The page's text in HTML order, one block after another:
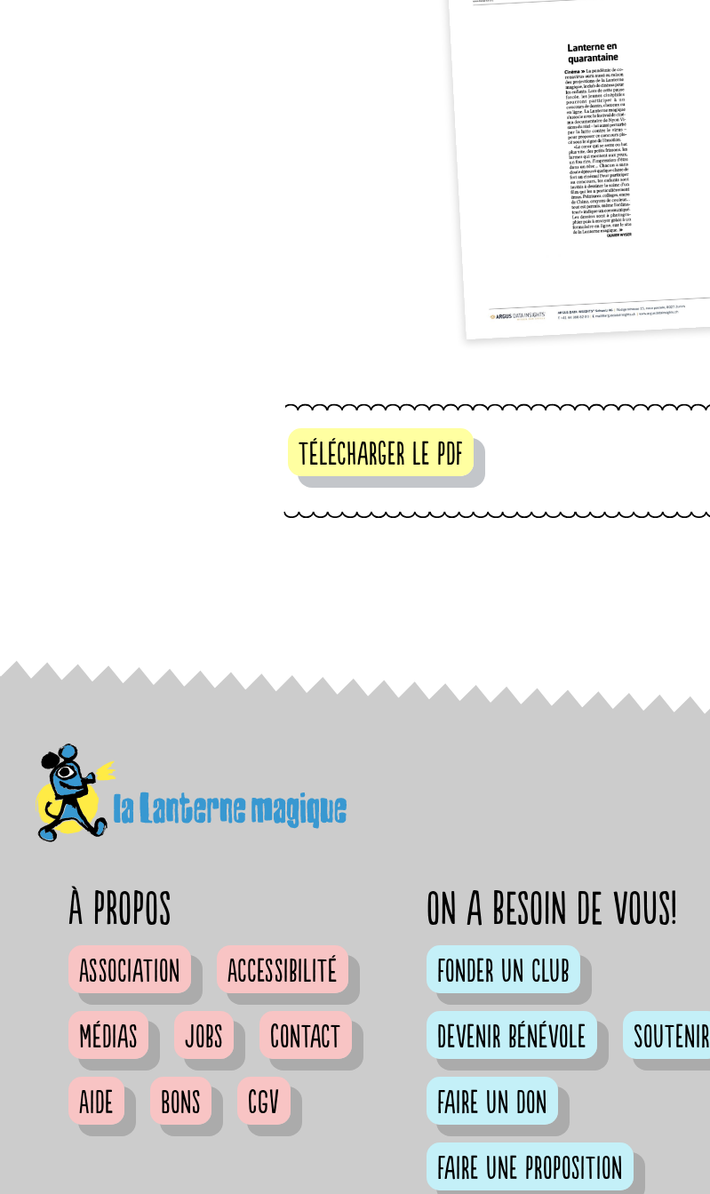
télécharger le pdf
à propos
Association
Accessibilité
Médias
Jobs
Contact
Aide
Bons CGV
on a besoin de vous!
Fonder un club
Devenir bénévole
Soutenir
Faire un don
Faire une proposition